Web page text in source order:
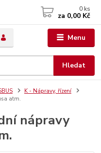
Menu
Hledat
0 ks
za 0,00 Kč
K - Nápravy, řízení
atm.
nápravy